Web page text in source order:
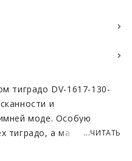
тиградо DV-1617-130-
и
моде. Особую
тиградо, а материал...ЧИТАТЬ